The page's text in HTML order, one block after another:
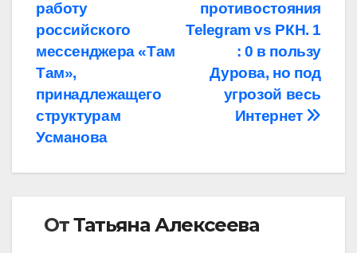
записям
противостояния
Telegram vs РКН. 1
: 0 в пользу
Дурова, но под
угрозой весь
Интернет
работу
российского
мессенджера «Там
Там»,
принадлежащего
структурам
Усманова
ОтТатьяна Алексеева